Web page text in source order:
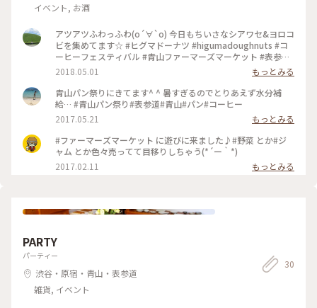
イベント, お酒
アツアツふわっふわ(о´∀`о) 今日もちいさなシアワセ&ヨロコ
ビを集めてます☆ #ヒグマドーナツ #higumadoughnuts #コ
ーヒーフェスティバル #青山ファーマーズマーケット #表参道
#お茶時間
2018.05.01
もっとみる
青山パン祭りにきてます^ ^ 暑すぎるのでとりあえず水分補
給… #青山パン祭り#表参道#青山#パン#コーヒー
2017.05.21
もっとみる
#ファーマーズマーケット に遊びに来ました♪#野菜 とか#ジ
ャム とか色々売ってて目移りしちゃう(*´ー｀*)
2017.02.11
もっとみる
PARTY
パーティー
渋谷・原宿・青山・表参道
雑貨, イベント
30